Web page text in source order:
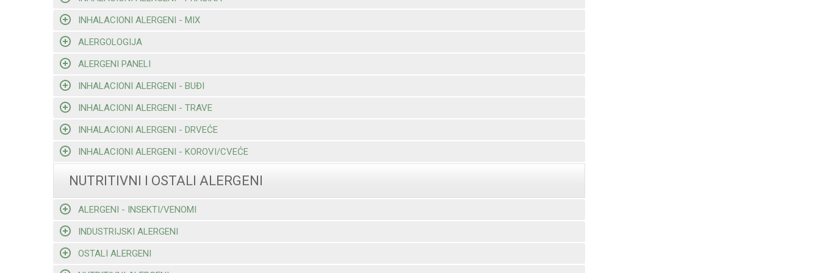
INHALACIONI ALERGENI - MIX
ALERGOLOGIJA
ALERGENI PANELI
INHALACIONI ALERGENI - BUĐI
INHALACIONI ALERGENI - TRAVE
INHALACIONI ALERGENI - DRVEĆE
INHALACIONI ALERGENI - KOROVI/CVEĆE
NUTRITIVNI I OSTALI ALERGENI
ALERGENI - INSEKTI/VENOMI
INDUSTRIJSKI ALERGENI
OSTALI ALERGENI